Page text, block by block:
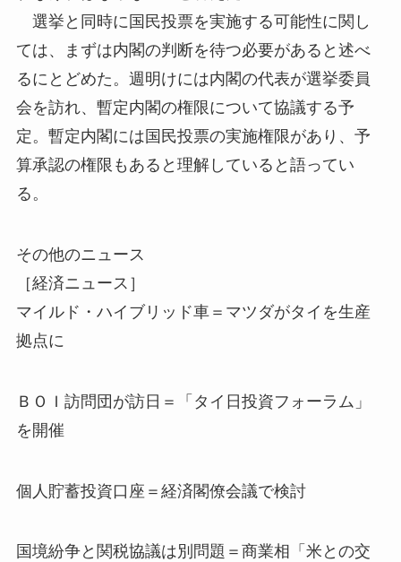
選挙と同時に国民投票を実施する可能性に関し
ては、まずは内閣の判断を待つ必要があると述べ
るにとどめた。週明けには内閣の代表が選挙委員
会を訪れ、暫定内閣の権限について協議する予
定。暫定内閣には国民投票の実施権限があり、予
算承認の権限もあると理解していると語ってい
る。
その他のニュース
［経済ニュース］
マイルド・ハイブリッド車＝マツダがタイを生産
拠点に
ＢＯＩ訪問団が訪日＝「タイ日投資フォーラム」
を開催
個人貯蓄投資口座＝経済閣僚会議で検討
国境紛争と関税協議は別問題＝商業相「米との交